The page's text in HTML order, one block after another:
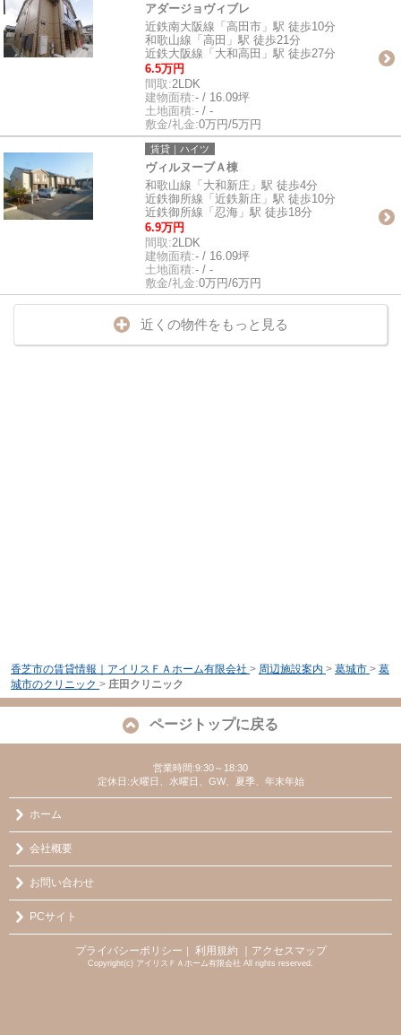
アダージョヴィブレ
近鉄南大阪線「高田市」駅 徒歩10分
和歌山線「高田」駅 徒歩21分
近鉄大阪線「大和高田」駅 徒歩27分
6.5万円
間取:2LDK
建物面積:- / 16.09坪
土地面積:- / -
敷金/礼金:0万円/5万円
賃貸｜ハイツ
ヴィルヌーブＡ棟
和歌山線「大和新庄」駅 徒歩4分
近鉄御所線「近鉄新庄」駅 徒歩10分
近鉄御所線「忍海」駅 徒歩18分
6.9万円
間取:2LDK
建物面積:- / 16.09坪
土地面積:- / -
敷金/礼金:0万円/6万円
近くの物件をもっと見る
香芝市の賃貸情報｜アイリスＦＡホーム有限会社 > 周辺施設案内 > 葛城市 > 葛
城市のクリニック > 庄田クリニック
ページトップに戻る
営業時間:9:30～18:30
定休日:火曜日、水曜日、GW、夏季、年末年始
ホーム
会社概要
お問い合わせ
PCサイト
プライバシーポリシー ｜ 利用規約 ｜アクセスマップ
Copyright(c) アイリスＦＡホーム有限会社 All rights reserved.